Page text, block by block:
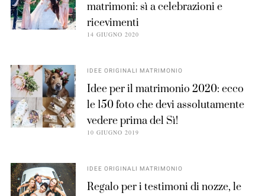
matrimoni: sì a celebrazioni e
ricevimenti
14 GIUGNO 2020
IDEE ORIGINALI MATRIMONIO
Idee per il matrimonio 2020: ecco
le 150 foto che devi assolutamente
vedere prima del Sì!
10 GIUGNO 2019
IDEE ORIGINALI MATRIMONIO
Regalo per i testimoni di nozze, le